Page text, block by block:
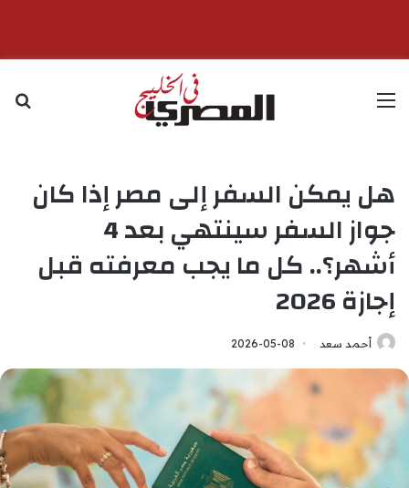
القائمة
هل يمكن السفر إلى مصر إذا كان
جواز السفر سينتهي بعد 4
أشهر؟.. كل ما يجب معرفته قبل
إجازة 2026
أحمد سعد 2026-05-08